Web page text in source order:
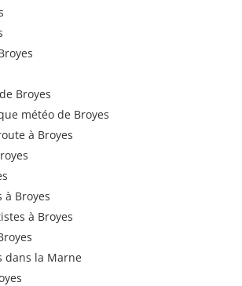
Broyes
météo de Broyes
à Broyes
à Broyes
à Broyes
dans la Marne